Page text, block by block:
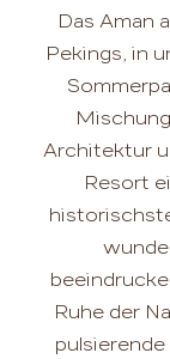
Das Aman
Pekings, in
Architektur
Resort
Ruhe der